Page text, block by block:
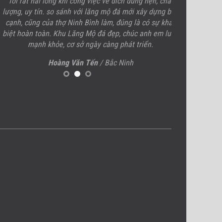
uy tín. so sánh với lăng mộ đá mới xây dựng bên
cũng của thợ Ninh Bình làm, đúng là có sự khác
hoàn toàn. KhuLăng Mộ đáđẹp, chúc anh em luôn
mạnh khỏe, cơ sở ngày càng phát triển.
Hoàng Văn Tến / Bắc Ninh
yêu cầu kĩ
tốt, có nét